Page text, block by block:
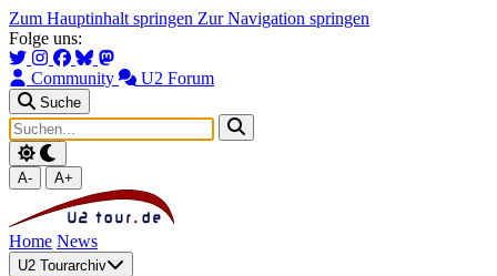
Zum Hauptinhalt springen Zur Navigation springen
Folge uns:
Community U2 Forum
Suche
A- A+
Home News
U2 Tourarchiv